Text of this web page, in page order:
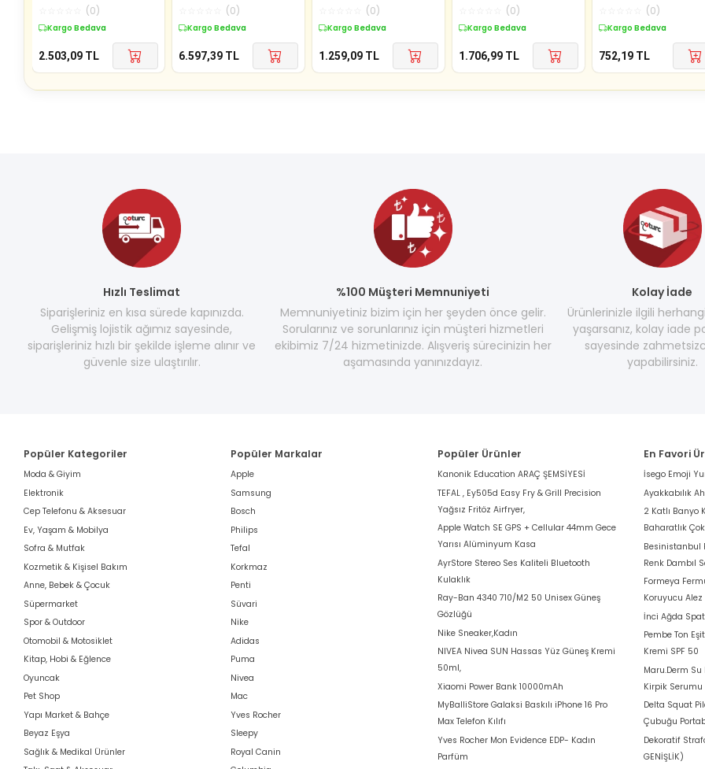
İnç Ekranlı G Sensörlü
(0)
Kargo Bedava
2.503,09 TL
Hava Kompresörü Güçlü
Şişirme Perf
(0)
Kargo Bedava
6.597,39 TL
Aleti Termometre
(0)
Kargo Bedava
1.259,09 TL
(0)
Kargo Bedava
1.706,99 TL
Katlanabilir Oto
Tüm Araç Modelle
(0)
Kargo Bedava
752,19 TL
Hızlı Teslimat
Siparişleriniz en kısa sürede kapınızda.
Gelişmiş lojistik ağımız sayesinde,
siparişleriniz hızlı bir şekilde işleme alınır ve
güvenle size ulaştırılır.
%100 Müşteri Memnuniyeti
Memnuniyetiniz bizim için her şeyden önce gelir.
Sorularınız ve sorunlarınız için müşteri hizmetleri
ekibimiz 7/24 hizmetinizde. Alışveriş sürecinizin her
aşamasında yanınızdayız.
Kolay İade
Ürünlerinizle ilgili
yaşarsanız, kolay iade
sayesinde
yapabilirsiniz.
Popüler Kategoriler
Moda & Giyim
Elektronik
Cep Telefonu & Aksesuar
Ev, Yaşam & Mobilya
Sofra & Mutfak
Kozmetik & Kişisel Bakım
Anne, Bebek & Çocuk
Süpermarket
Spor & Outdoor
Otomobil & Motosiklet
Kitap, Hobi & Eğlence
Oyuncak
Pet Shop
Yapı Market & Bahçe
Beyaz Eşya
Sağlık & Medikal Ürünler
Popüler Markalar
Apple
Samsung
Bosch
Philips
Tefal
Korkmaz
Penti
Süvari
Nike
Adidas
Puma
Nivea
Mac
Yves Rocher
Sleepy
Royal Canin
Popüler Ürünler
Kanonik Education ARAÇ ŞEMSİYESİ
TEFAL , Ey505d Easy Fry & Grill Precision
Yağsız Fritöz Airfryer,
Apple Watch SE GPS + Cellular 44mm Gece
Yarısı Alüminyum Kasa
AyrStore Stereo Ses Kaliteli Bluetooth
Kulaklık
Ray-Ban 4340 710/M2 50 Unisex Güneş
Gözlüğü
Nike Sneaker,Kadın
NIVEA Nivea SUN Hassas Yüz Güneş Kremi
50ml,
Xiaomi Power Bank 10000mAh
MyBalliStore Galaksi Baskılı iPhone 16 Pro
Max Telefon Kılıfı
Yves Rocher Mon Evidence EDP- Kadın
Parfüm
En Favori
İsego Emoji
Ayakkabılık
2 Katlı Banyo
Baharatlık
Besinistanbul
Renk Dambıl
Formeya
Koruyucu Alez
İnci Ağda
Pembe Ton
Kremi SPF 50
Maru.Derm
Kirpik Serumu
Delta Squat
Çubuğu
Dekoratif
GENİŞLİK)